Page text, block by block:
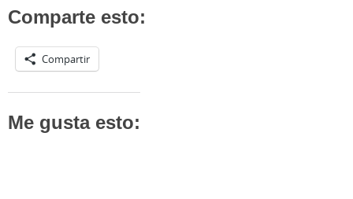
Comparte esto:
Compartir
Me gusta esto: